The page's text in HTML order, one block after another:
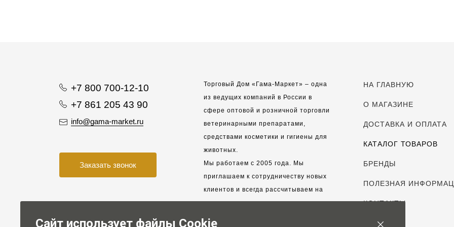
+7 800 700-12-10
+7 861 205 43 90
info@gama-market.ru
Заказать звонок
Торговый Дом «Гама-Маркет» – одна
из ведущих компаний в России в
сфере оптовой и розничной торговли
ветеринарными препаратами,
средствами косметики и гигиены для
животных.
Мы работаем с 2005 года. Мы
приглашаем к сотрудничеству новых
клиентов и всегда рассчитываем на
взаимовыгодные, долгосрочные
НА ГЛАВНУЮ
О МАГАЗИНЕ
ДОСТАВКА И ОПЛАТА
КАТАЛОГ ТОВАРОВ
БРЕНДЫ
ПОЛЕЗНАЯ
КОНТАКТЫ
Сайт использует файлы Cookie